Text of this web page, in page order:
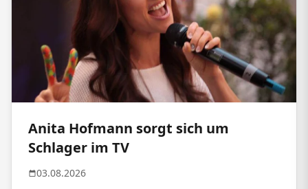
Anita Hofmann sorgt sich um
Schlager im TV
03.08.2026